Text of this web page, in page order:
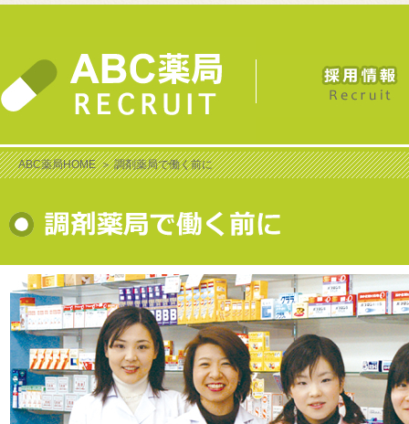
ABC薬局HOME ＞調剤薬局で働く前に